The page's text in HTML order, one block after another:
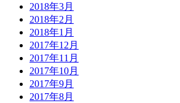
2018年3月
2018年2月
2018年1月
2017年12月
2017年11月
2017年10月
2017年9月
2017年8月